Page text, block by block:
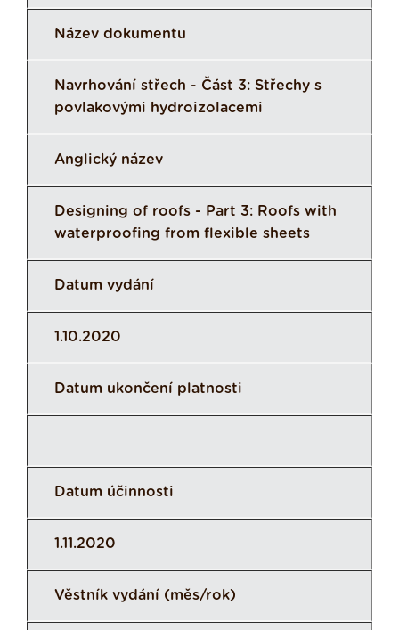
Název dokumentu
Navrhování střech - Část 3: Střechy s
povlakovými hydroizolacemi
Anglický název
Designing of roofs - Part 3: Roofs with
waterproofing from flexible sheets
Datum vydání
1.10.2020
Datum ukončení platnosti
Datum účinnosti
1.11.2020
Věstník vydání (měs/rok)